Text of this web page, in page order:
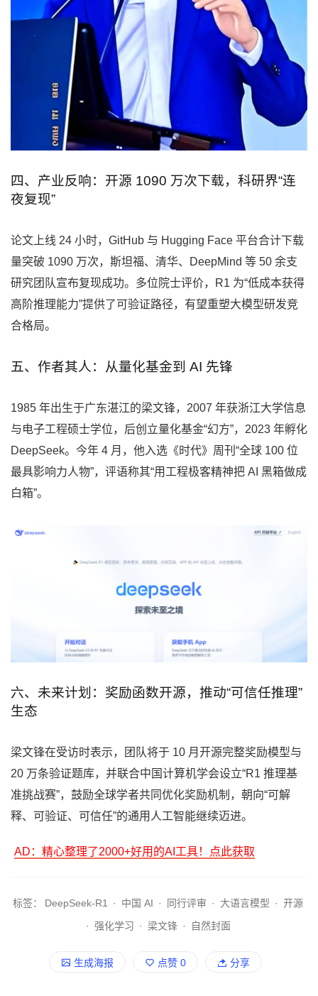
四、产业反响：开源 1090 万次下载，科研界“连
夜复现”
论文上线 24 小时，GitHub 与 Hugging Face 平台合计下载
量突破 1090 万次，斯坦福、清华、DeepMind 等 50 余支
研究团队宣布复现成功。多位院士评价，R1 为“低成本获得
高阶推理能力”提供了可验证路径，有望重塑大模型研发竞
合格局。
五、作者其人：从量化基金到 AI 先锋
1985 年出生于广东湛江的梁文锋，2007 年获浙江大学信息
与电子工程硕士学位，后创立量化基金“幻方”，2023 年孵化
DeepSeek。今年 4 月，他入选《时代》周刊“全球 100 位
最具影响力人物”，评语称其“用工程极客精神把 AI 黑箱做成
白箱”。
六、未来计划：奖励函数开源，推动“可信任推理”
生态
梁文锋在受访时表示，团队将于 10 月开源完整奖励模型与
20 万条验证题库，并联合中国计算机学会设立“R1 推理基
准挑战赛”，鼓励全球学者共同优化奖励机制，朝向“可解
释、可验证、可信任”的通用人工智能继续迈进。
AD：精心整理了2000+好用的AI工具！点此获取
标签： DeepSeek-R1 · 中国 AI · 同行评审 · 大语言模型 · 开源
· 强化学习 · 梁文锋 · 自然封面
生成海报 点赞 0 分享